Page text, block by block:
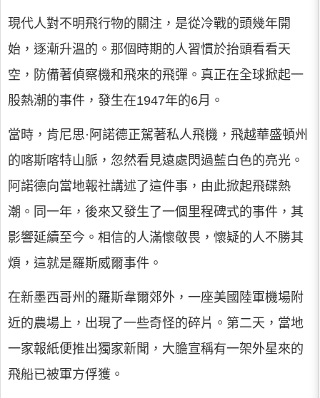
現代人對不明飛行物的關注，是從冷戰的頭幾年開
始，逐漸升溫的。那個時期的人習慣於抬頭看看天
空，防備著偵察機和飛來的飛彈。真正在全球掀起一
股熱潮的事件，發生在1947年的6月。
當時，肯尼思·阿諾德正駕著私人飛機，飛越華盛頓州
的喀斯喀特山脈，忽然看見遠處閃過藍白色的亮光。
阿諾德向當地報社講述了這件事，由此掀起飛碟熱
潮。同一年，後來又發生了一個里程碑式的事件，其
影響延續至今。相信的人滿懷敬畏，懷疑的人不勝其
煩，這就是羅斯威爾事件。
在新墨西哥州的羅斯韋爾郊外，一座美國陸軍機場附
近的農場上，出現了一些奇怪的碎片。第二天，當地
一家報紙便推出獨家新聞，大膽宣稱有一架外星來的
飛船已被軍方俘獲。